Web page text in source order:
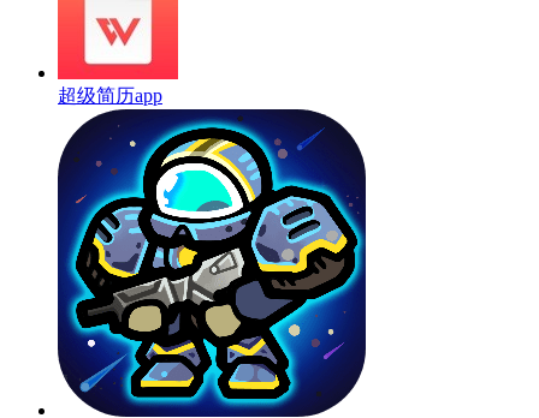
超级简历app